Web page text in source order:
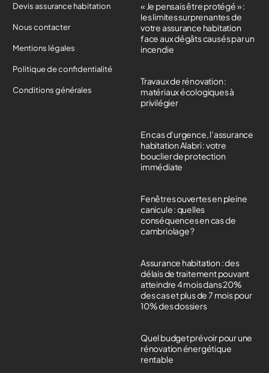
Devis assurance habitation
Nous contacter
Mentions légales
Politique de confidentialité
Conditions générales
« Je pensais être protégé » :
les limites surprenantes de
votre assurance habitation
face aux dégâts causés par un
incendie
Travaux de rénovation :
matériaux écologiques à
privilégier
En cas d’urgence, l’assurance
habitation Alabri : votre
bouclier de protection
immédiate
Fenêtres ouvertes en pleine
canicule : quelles
conséquences en cas de
cambriolage ?
Assurance habitation : des
délais de traitement pouvant
atteindre 4 mois dans 20%
des cas et plus de 7 mois pour
10% des dossiers
Quel budget prévoir pour une
rénovation énergétique
rentable